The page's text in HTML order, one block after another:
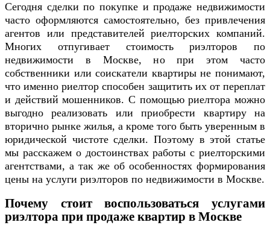
Сегодня сделки по покупке и продаже недвижимости
часто оформляются самостоятельно, без привлечения
агентов или представителей риелторских компаний.
Многих отпугивает стоимость риэлторов по
недвижимости в Москве, но при этом часто
собственники или соискатели квартиры не понимают,
что именно риелтор способен защитить их от переплат
и действий мошенников. С помощью риелтора можно
выгодно реализовать или приобрести квартиру на
вторично рынке жилья, а кроме того быть уверенным в
юридической чистоте сделки. Поэтому в этой статье
мы расскажем о достоинствах работы с риелторскими
агентствами, а так же об особенностях формирования
цены на услуги риэлторов по недвижимости в Москве.
Почему стоит воспользоваться услугами
риэлтора при продаже квартир в Москве